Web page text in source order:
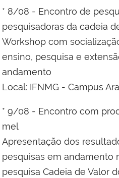
* 8/08 - Encontro de
pesquisadoras da cadeia
Workshop com
ensino, pesquisa e
andamento
Local: IFNMG - Campus
* 9/08 - Encontro com
mel
Apresentação dos
pesquisas em andamento
pesquisa Cadeia de Valor